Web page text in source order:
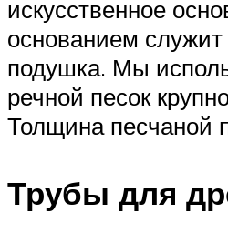
искусственное
основанием служит
подушка. Мы
речной песок
Толщина песчаной
Трубы для